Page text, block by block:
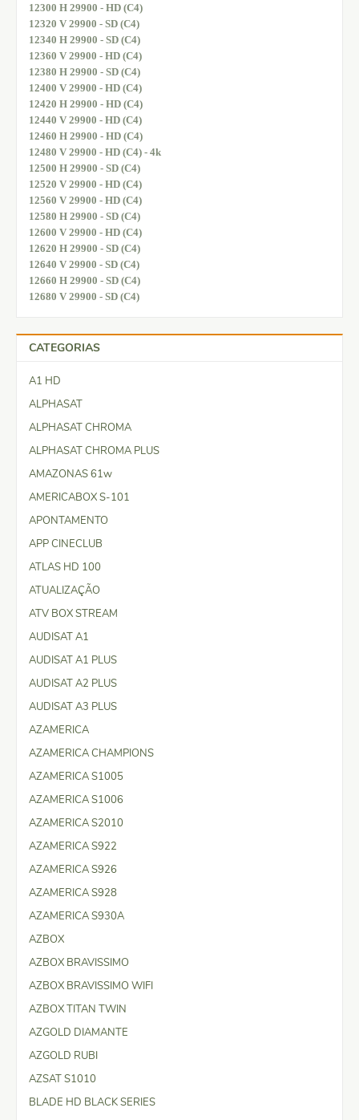
12300 H 29900 - HD (C4)
12320 V 29900 - SD (C4)
12340 H 29900 - SD (C4)
12360 V 29900 - HD (C4)
12380 H 29900 - SD (C4)
12400 V 29900 - HD (C4)
12420 H 29900 - HD (C4)
12440 V 29900 - HD (C4)
12460 H 29900 - HD (C4)
12480 V 29900 - HD (C4) - 4k
12500 H 29900 - SD (C4)
12520 V 29900 - HD (C4)
12560 V 29900 - HD (C4)
12580 H 29900 - SD (C4)
12600 V 29900 - HD (C4)
12620 H 29900 - SD (C4)
12640 V 29900 - SD (C4)
12660 H 29900 - SD (C4)
12680 V 29900 - SD (C4)
CATEGORIAS
A1 HD
ALPHASAT
ALPHASAT CHROMA
ALPHASAT CHROMA PLUS
AMAZONAS 61w
AMERICABOX S-101
APONTAMENTO
APP CINECLUB
ATLAS HD 100
ATUALIZAÇÃO
ATV BOX STREAM
AUDISAT A1
AUDISAT A1 PLUS
AUDISAT A2 PLUS
AUDISAT A3 PLUS
AZAMERICA
AZAMERICA CHAMPIONS
AZAMERICA S1005
AZAMERICA S1006
AZAMERICA S2010
AZAMERICA S922
AZAMERICA S926
AZAMERICA S928
AZAMERICA S930A
AZBOX
AZBOX BRAVISSIMO
AZBOX BRAVISSIMO WIFI
AZBOX TITAN TWIN
AZGOLD DIAMANTE
AZGOLD RUBI
AZSAT S1010
BLADE HD BLACK SERIES